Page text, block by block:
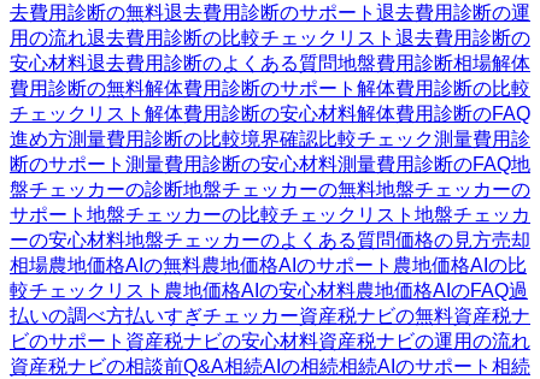
去費用診断の無料退去費用診断のサポート 退去費用診断の運
用の流れ退去費用診断の比較チェックリスト 退去費用診断の
安心材料退去費用診断のよくある質問地盤費用診断相場解体
費用診断の無料解体費用診断のサポート 解体費用診断の比較
チェックリスト 解体費用診断の安心材料解体費用診断のFAQ
進め方測量費用診断の比較境界確認比較チェック測量費用診
断のサポート 測量費用診断の安心材料測量費用診断のFAQ地
盤チェッカーの診断地盤チェッカーの無料地盤チェッカーの
サポート 地盤チェッカーの比較チェックリスト 地盤チェッカ
ーの安心材料地盤チェッカーのよくある質問価格の見方売却
相場農地価格AIの無料農地価格AIのサポート 農地価格AIの比
較チェックリスト 農地価格AIの安心材料農地価格AIのFAQ過
払いの調べ方払いすぎチェッカー資産税ナビの無料資産税ナ
ビのサポート 資産税ナビの安心材料資産税ナビの運用の流れ
資産税ナビの相談前Q&A相続AIの相続相続AIのサポート 相続